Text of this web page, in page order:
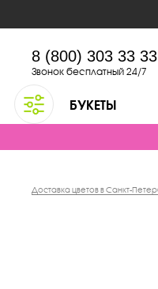
8 (800) 303 33 33
Звонок бесплатный 24/7
БУКЕТЫ
Доставка цветов в Санкт-